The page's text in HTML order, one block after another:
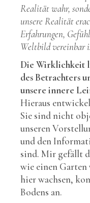
Realität wahr,
unsere Realität
Erfahrungen,
Weltbild vereinbar
Die Wirklichkeit
des Betrachters
unsere innere
Hieraus
Sie sind nicht
unseren
und den
sind. Mir gefällt
wie einen Garten
hier wachsen,
Bodens an.